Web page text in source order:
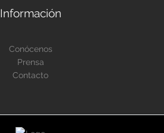
Información
Conócenos
Prensa
Contacto